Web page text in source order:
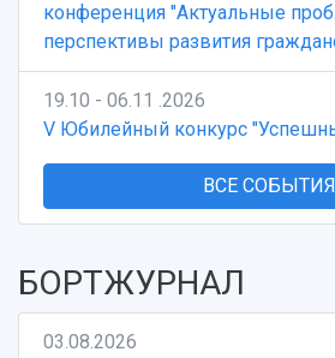
конференция "Актуальные
перспективы развития
19.10 - 06.11 .2026
V Юбилейный конкурс
ВСЕ СОБЫТИЯ
БОРТЖУРНАЛ
03.08.2026